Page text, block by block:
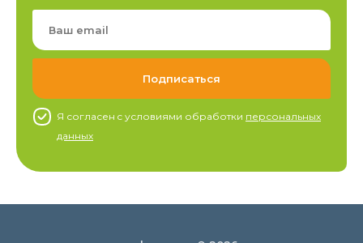
Я согласен c условиями обработки персональных
данных